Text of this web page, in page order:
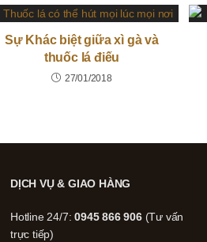
Sự Khác biệt giữa xì gà và
thuốc lá điếu
27/01/2018
DỊCH VỤ & GIAO HÀNG
Hotline 24/7:0945 866 906(Tư vấn
trực tiếp)